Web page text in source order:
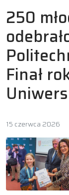
250
Finał
15 czerwca 2026